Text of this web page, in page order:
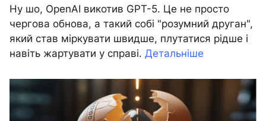
Ну шо, OpenAI викотив GPT-5. Це не просто
чергова обнова, а такий собі "розумний друган",
який став міркувати швидше, плутатися рідше і
навіть жартувати у справі. Детальніше